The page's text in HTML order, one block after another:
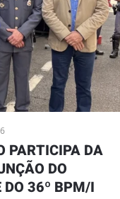
PARTICIPA DA
DO
DO 36º BPM/I